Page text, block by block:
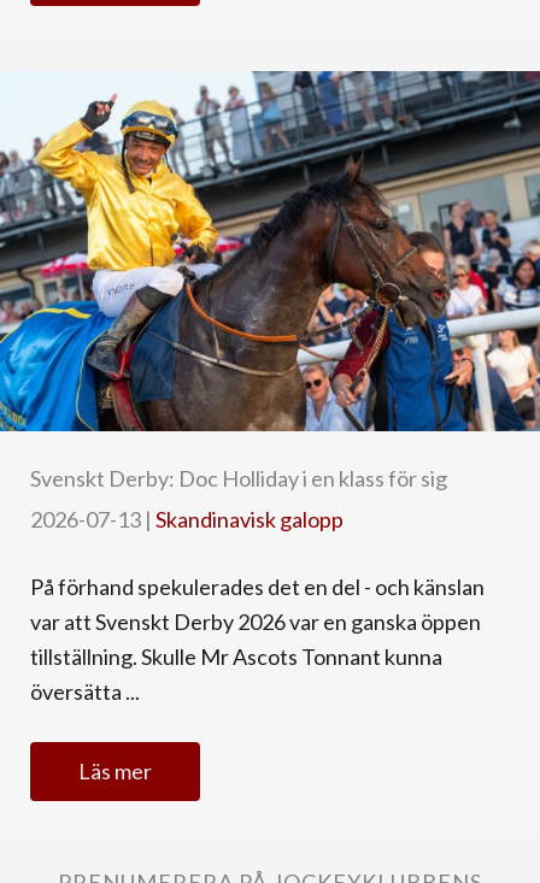
Svenskt Derby: Doc Holliday i en klass för sig
2026-07-13 | Skandinavisk galopp
På förhand spekulerades det en del - och känslan
var att Svenskt Derby 2026 var en ganska öppen
tillställning. Skulle Mr Ascots Tonnant kunna
översätta ...
Läs mer